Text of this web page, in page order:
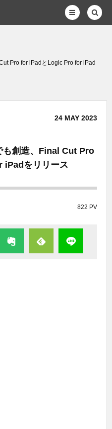
Pro for iPadとLogic Pro for iPad
24 MAY 2023
も創造、Final Cut Pro
をリリース
822 PV